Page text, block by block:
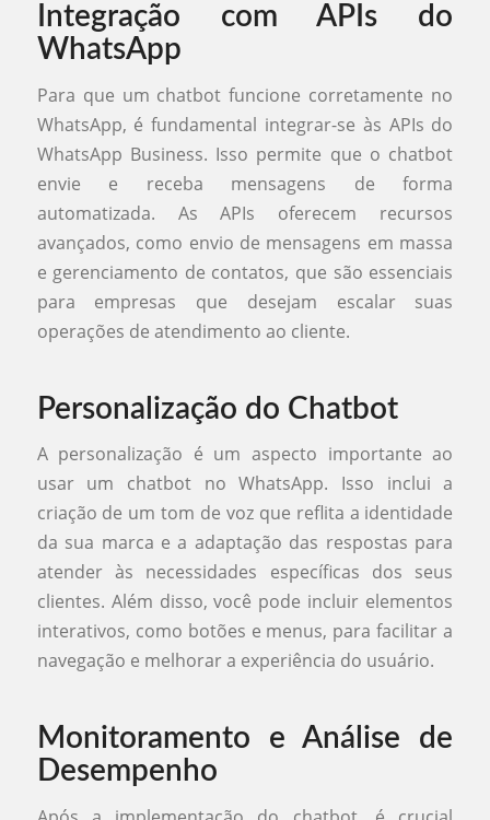
Integração com APIs do
WhatsApp
Para que um chatbot funcione corretamente no
WhatsApp, é fundamental integrar-se às APIs do
WhatsApp Business. Isso permite que o chatbot
envie e receba mensagens de forma
automatizada. As APIs oferecem recursos
avançados, como envio de mensagens em massa
e gerenciamento de contatos, que são essenciais
para empresas que desejam escalar suas
operações de atendimento ao cliente.
Personalização do Chatbot
A personalização é um aspecto importante ao
usar um chatbot no WhatsApp. Isso inclui a
criação de um tom de voz que reflita a identidade
da sua marca e a adaptação das respostas para
atender às necessidades específicas dos seus
clientes. Além disso, você pode incluir elementos
interativos, como botões e menus, para facilitar a
navegação e melhorar a experiência do usuário.
Monitoramento e Análise de
Desempenho